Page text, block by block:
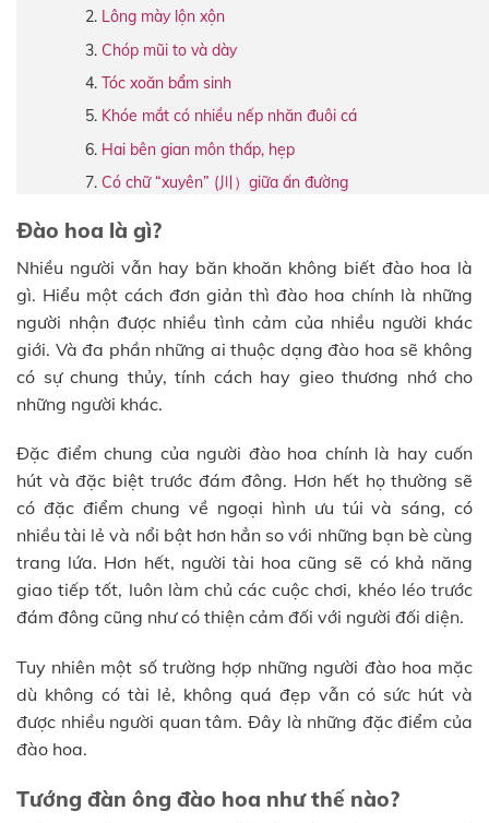
Lông mày lộn xộn
Chóp mũi to và dày
Tóc xoăn bẩm sinh
Khóe mắt có nhiều nếp nhăn đuôi cá
Hai bên gian môn thấp, hẹp
Có chữ “xuyên” (川）giữa ấn đường
Đào hoa là gì?
Nhiều người vẫn hay băn khoăn không biết đào hoa là
gì. Hiểu một cách đơn giản thì đào hoa chính là những
người nhận được nhiều tình cảm của nhiều người khác
giới. Và đa phần những ai thuộc dạng đào hoa sẽ không
có sự chung thủy, tính cách hay gieo thương nhớ cho
những người khác.
Đặc điểm chung của người đào hoa chính là hay cuốn
hút và đặc biệt trước đám đông. Hơn hết họ thường sẽ
có đặc điểm chung về ngoại hình ưu túi và sáng, có
nhiều tài lẻ và nổi bật hơn hẳn so với những bạn bè cùng
trang lứa. Hơn hết, người tài hoa cũng sẽ có khả năng
giao tiếp tốt, luôn làm chủ các cuộc chơi, khéo léo trước
đám đông cũng như có thiện cảm đối với người đối diện.
Tuy nhiên một số trường hợp những người đào hoa mặc
dù không có tài lẻ, không quá đẹp vẫn có sức hút và
được nhiều người quan tâm. Đây là những đặc điểm của
đào hoa.
Tướng đàn ông đào hoa như thế nào?